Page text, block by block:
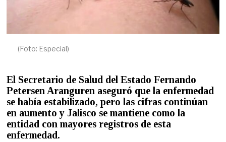
(Foto: Especial)
El Secretario de Salud del Estado Fernando
Petersen Aranguren aseguró que la enfermedad
se había estabilizado, pero las cifras continúan
en aumento y Jalisco se mantiene como la
entidad con mayores registros de esta
enfermedad.